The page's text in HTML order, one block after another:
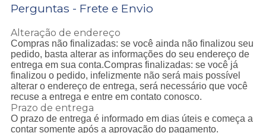
Perguntas - Frete e Envio
Alteração de endereço
Compras não finalizadas: se você ainda não finalizou seu
pedido, basta alterar as informações do seu endereço de
entrega em sua conta.Compras finalizadas: se você já
finalizou o pedido, infelizmente não será mais possível
alterar o endereço de entrega, será necessário que você
recuse a entrega e entre em contato conosco.
Prazo de entrega
O prazo de entrega é informado em dias úteis e começa a
contar somente após a aprovação do pagamento.